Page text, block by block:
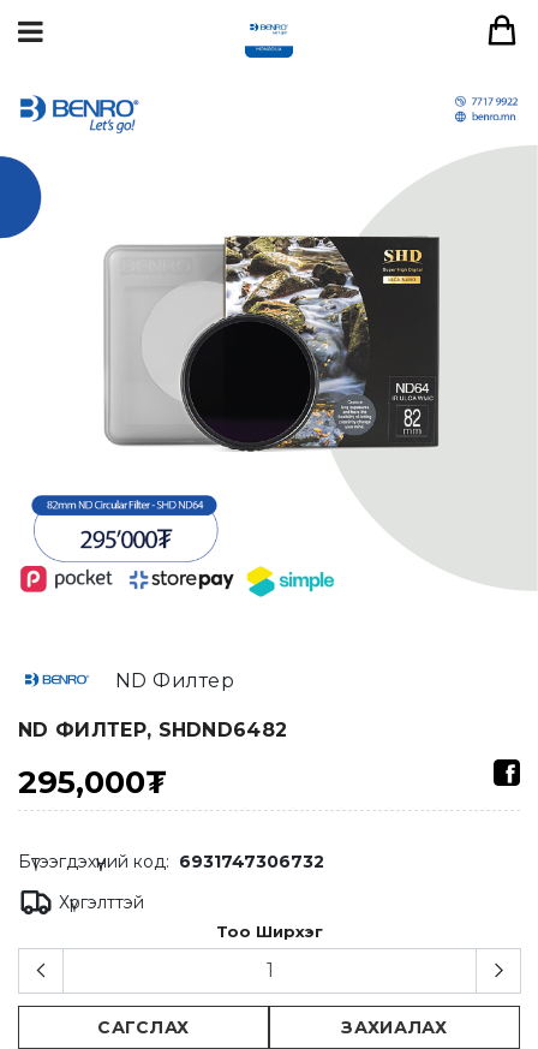
ND Филтер
ND ФИЛТЕР, SHDND6482
295,000₮
Бүтээгдэхүүний код: 6931747306732
Хүргэлттэй
Тоо Ширхэг
САГСЛАХ ЗАХИАЛАХ